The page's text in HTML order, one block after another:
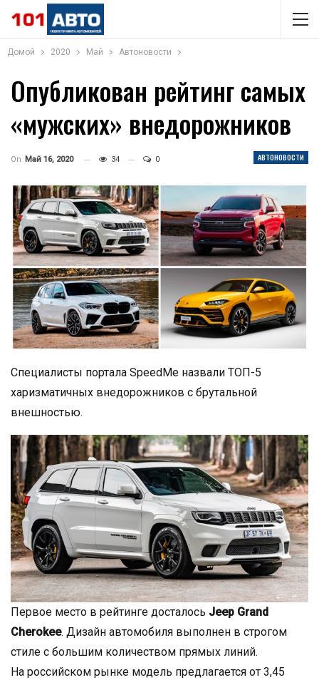
Домой 2020 Май Автоновости
Опубликован рейтинг самых
«мужских» внедорожников
АВТОНОВОСТИ
On Май 16, 2020 34 0
Специалисты портала SpeedMe назвали ТОП-5
харизматичных внедорожников с брутальной
внешностью.
Первое место в рейтинге досталось Jeep Grand
Cherokee. Дизайн автомобиля выполнен в строгом
стиле с большим количеством прямых линий.
На российском рынке модель предлагается от 3,45